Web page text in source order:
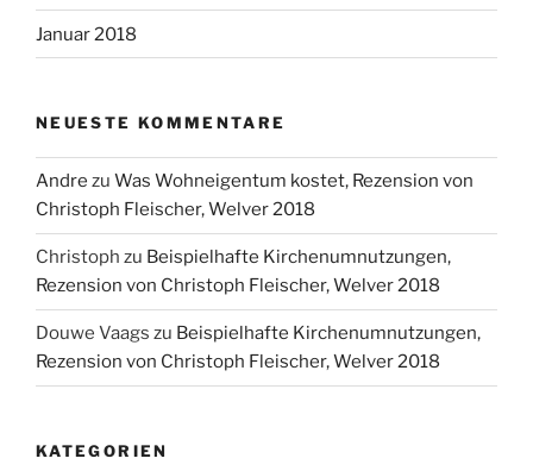
Januar 2018
NEUESTE KOMMENTARE
Andre zu Was Wohneigentum kostet, Rezension von
Christoph Fleischer, Welver 2018
Christoph zu Beispielhafte Kirchenumnutzungen,
Rezension von Christoph Fleischer, Welver 2018
Douwe Vaags zu Beispielhafte Kirchenumnutzungen,
Rezension von Christoph Fleischer, Welver 2018
KATEGORIEN